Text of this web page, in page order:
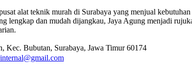
alat teknik murah di Surabaya yang menjual
lengkap dan mudah dijangkau, Jaya Agung menjadi
Kec. Bubutan, Surabaya, Jawa Timur 60174